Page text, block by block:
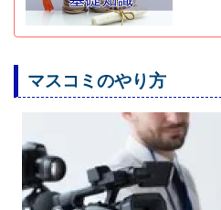
マスコミのやり方